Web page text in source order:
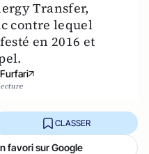
Transfer,
contre lequel
en 2016 et
CLASSER
favori sur Google